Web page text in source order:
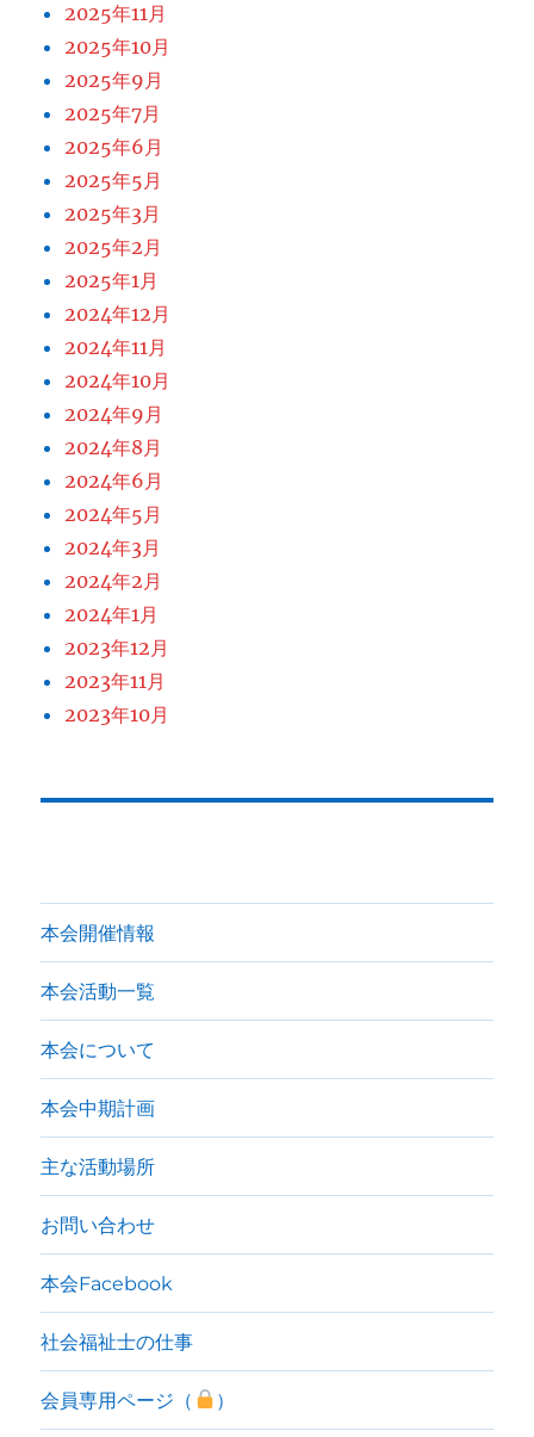
2025年11月
2025年10月
2025年9月
2025年7月
2025年6月
2025年5月
2025年3月
2025年2月
2025年1月
2024年12月
2024年11月
2024年10月
2024年9月
2024年8月
2024年6月
2024年5月
2024年3月
2024年2月
2024年1月
2023年12月
2023年11月
2023年10月
本会開催情報
本会活動一覧
本会について
本会中期計画
主な活動場所
お問い合わせ
本会Facebook
社会福祉士の仕事
会員専用ページ（ ）